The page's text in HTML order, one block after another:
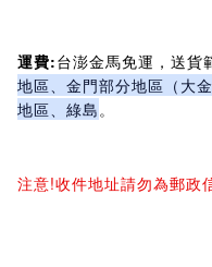
運費:台澎金馬免運，送貨
地區、金門部分地區（大
地區、綠島。
注意!收件地址請勿為郵政